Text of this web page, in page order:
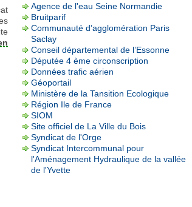
Agence de l'eau Seine Normandie
Bruitparif
Communauté d’agglomération Paris
Saclay
Conseil départemental de l’Essonne
Députée 4 ème circonscription
Données trafic aérien
Géoportail
Ministère de la Tansition Ecologique
Région Ile de France
SIOM
Site officiel de La Ville du Bois
Syndicat de l'Orge
Syndicat Intercommunal pour
l'Aménagement Hydraulique de la vallée
de l'Yvette